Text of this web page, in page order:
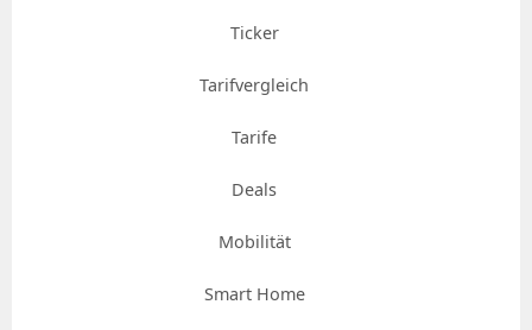
Ticker
Tarifvergleich
Tarife
Deals
Mobilität
Smart Home